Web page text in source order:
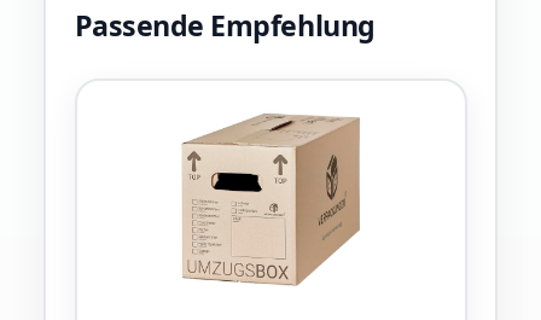
Passende Empfehlung